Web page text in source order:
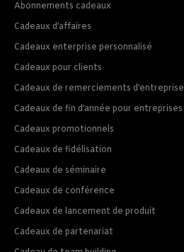
Abonnements cadeaux
Cadeaux d’affaires
Cadeaux enterprise personnalisé
Cadeaux pour clients
Cadeaux de remerciements d’entreprise
Cadeaux de fin d’année pour entreprises
Cadeaux promotionnels
Cadeaux de fidélisation
Cadeaux de séminaire
Cadeaux de conférence
Cadeaux de lancement de produit
Cadeaux de partenariat